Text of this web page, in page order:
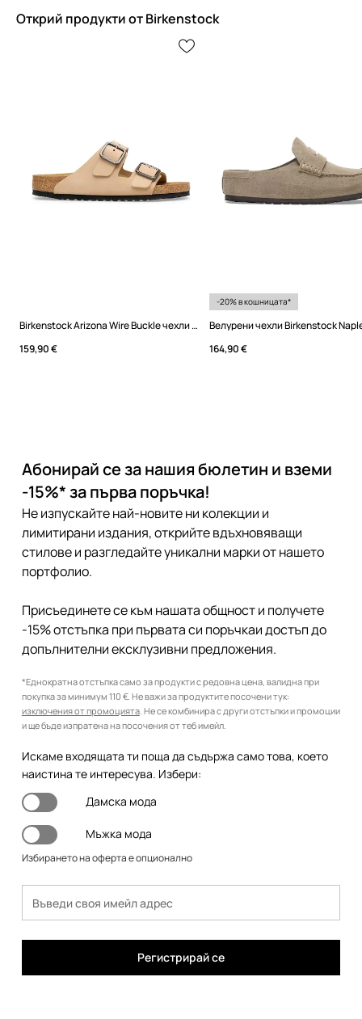
Открий продукти от Birkenstock
Birkenstock Arizona Wire Buckle чехли от набук
159,90 €
-20% в кошницата*
164,90 €
Абонирай се за нашия бюлетин и вземи
-15%* за първа поръчка!
Не изпускайте най-новите ни колекции и
лимитирани издания, открийте вдъхновяващи
стилове и разгледайте уникални марки от нашето
портфолио.
Присъединете се към нашата общност и получете
-15% отстъпка при първата си поръчкаи достъп до
допълнителни ексклузивни предложения.
*Еднократна отстъпка само за продукти с редовна цена, валидна при
покупка за минимум 110 €. Не важи за продуктите посочени тук:
изключения от промоцията. Не се комбинира с други отстъпки и промоции
и ще бъде изпратена на посочения от теб имейл.
Искаме входящата ти поща да съдържа само това, което
наистина те интересува. Избери:
Дамска мода
Мъжка мода
Избирането на оферта е опционално
Регистрирай се